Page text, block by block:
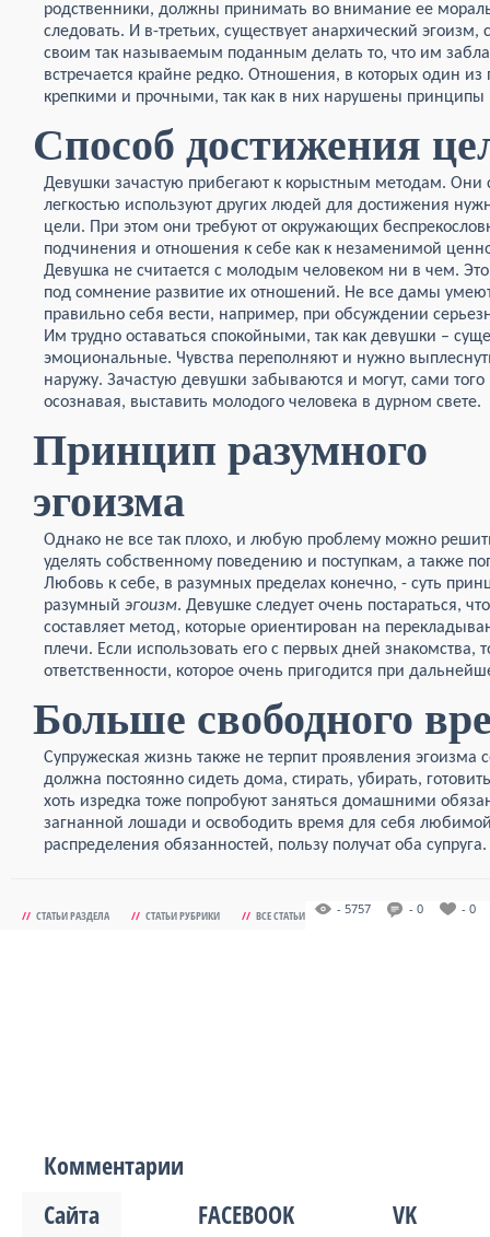
родственники, должны принимать во внимание ее
следовать. И в-третьих, существует анархический
своим так называемым поданным делать то, что им
встречается крайне редко. Отношения, в которых один из
крепкими и прочными, так как в них нарушены принципы
Способ достижения
Девушки зачастую прибегают к корыстным методам. Они
легкостью используют других людей для достижения
цели. При этом они требуют от окружающих
подчинения и отношения к себе как к незаменимой
Девушка не считается с молодым человеком ни в чем. Это
под сомнение развитие их отношений. Не все дамы
правильно себя вести, например, при обсуждении
Им трудно оставаться спокойными, так как девушки –
эмоциональные. Чувства переполняют и нужно
наружу. Зачастую девушки забываются и могут, сами того
осознавая, выставить молодого человека в дурном свете.
Принцип разумного
эгоизма
Однако не все так плохо, и любую проблему можно
уделять собственному поведению и поступкам, а также
Любовь к себе, в разумных пределах конечно, - суть
разумный эгоизм. Девушке следует очень постараться,
составляет метод, которые ориентирован на
плечи. Если использовать его с первых дней знакомства,
ответственности, которое очень пригодится при
Больше свободного
Супружеская жизнь также не терпит проявления эгоизма
должна постоянно сидеть дома, стирать, убирать,
хоть изредка тоже попробуют заняться домашними
загнанной лошади и освободить время для себя
распределения обязанностей, пользу получат оба супруга.
// СТАТЬИ РАЗДЕЛА // СТАТЬИ РУБРИКИ // ВСЕ СТАТЬИ - 5757 - 0 - 0
Комментарии
Сайта
FACEBOOK VK